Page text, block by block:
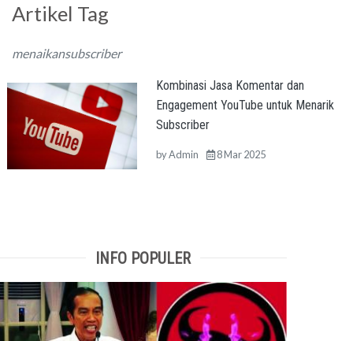
Artikel Tag
menaikansubscriber
Kombinasi Jasa Komentar dan
Engagement YouTube untuk Menarik
Subscriber
byAdmin 8 Mar 2025
INFO POPULER